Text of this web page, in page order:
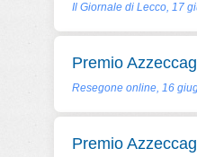
Il Giornale di Lecco, 17
Premio
Resegone online, 16
Premio